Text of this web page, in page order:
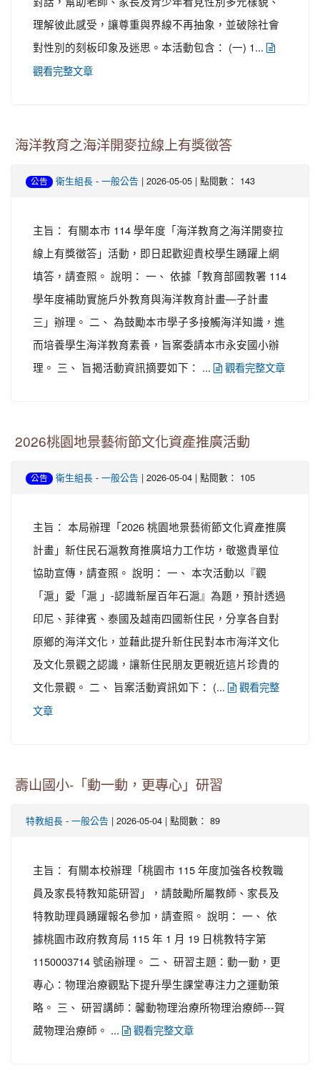
理解彼此感受，讓尊重與界線不再抽象，並破除社會
對性別的刻板印象及迷思。本活動包含： (一) 1...
觀看完整文章
海洋教育之海洋開麥拉線上有獎徵答
公告 衛生組長 - 一般公告 | 2026-05-05 | 點閱數： 143
主旨： 有關本市 114 學年度「海洋教育之海洋開麥拉
線上有獎徵答」活動，即日起歡迎貴校學生踴躍上網
填答，請查照。 說明： 一、 依據「教育部國教署 114
學年度補助實施戶外教育與海洋教育計畫—子計畫
三」辦理。 二、 為鼓勵本市學子多接觸海洋知識，進
而培養學生海洋教育素養，旨案委請本市永安國小辦
理。 三、 旨揭活動資訊摘要如下： ...
觀看完整文章
2026桃園地景藝術節文化資產推廣活動
公告 衛生組長 - 一般公告 | 2026-05-04 | 點閱數： 105
主旨： 本局辦理「2026 桃園地景藝術節文化資產推廣
計畫」新住民石滬教育推廣培力工作坊，敬邀貴單位
協助宣傳，請查照。 說明： 一、 本次活動以『觀
「滬」愛「滬 」-認識新屋百年石滬』為題，預計透過
印尼、菲律賓、泰國及越南四國新住民，分享各自對
原鄉的海洋文化，並藉此提升新住民對本市海洋文化
及文化景觀之認識，讓新住民朋友更親近這片珍貴的
文化景觀。 二、 旨案活動資訊如下： (...
觀看完整
文章
壽山國小-「動一動，更專心」研習
特教組長 - 一般公告 | 2026-05-04 | 點閱數： 89
主旨： 有關本校辦理「桃園市 115 年度加強各校教職
員及家長特教知能研習」，請鼓勵所屬教師、家長及
特教助理員踴躍報名參加，請查照。 說明： 一、 依
據桃園市政府教育局 115 年 1 月 19 日桃教特字第
1150003714 號函辦理。 二、 研習主題：動一動，更
專心：物理治療觀點下提升學生課堂專注力之運動策
略。 三、 研習講師：馨動物理治療所物理治療師---賀
葳物理治療師。 ...
觀看完整文章